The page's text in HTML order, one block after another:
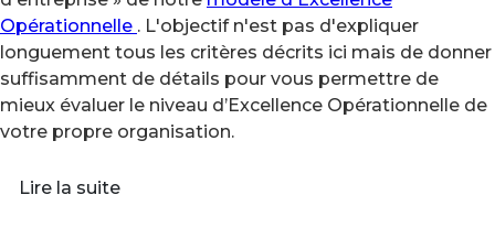
Opérationnelle . L'objectif n'est pas d'expliquer
longuement tous les critères décrits ici mais de donner
suffisamment de détails pour vous permettre de
mieux évaluer le niveau d’Excellence Opérationnelle de
votre propre organisation.
Lire la suite